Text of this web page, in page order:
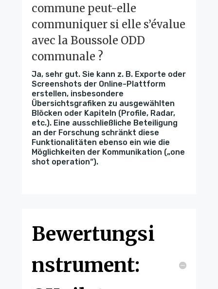
commune peut-elle
communiquer si elle s’évalue
avec la Boussole ODD
communale ?
Ja, sehr gut. Sie kann z. B. Exporte oder
Screenshots der Online-Plattform
erstellen, insbesondere
Übersichtsgrafiken zu ausgewählten
Blöcken oder Kapiteln (Profile, Radar,
etc.). Eine ausschließliche Beteiligung
an der Forschung schränkt diese
Funktionalitäten ebenso ein wie die
Möglichkeiten der Kommunikation („one
shot operation“).
Bewertungsi
nstrument: